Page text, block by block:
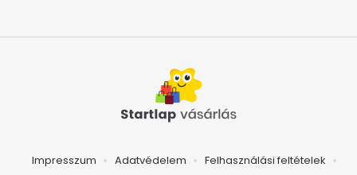
Impresszum Adatvédelem Felhasználási feltételek